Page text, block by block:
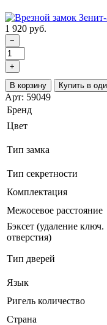
1 920 руб.
−
+
В корзину Купить в
Арт: 59049
Бренд
Цвет
Тип замка
Тип секретности
Комплектация
Межосевое расстояние
Бэксет (удаление ключ.
отверстия)
Тип дверей
Язык
Ригель количество
Страна